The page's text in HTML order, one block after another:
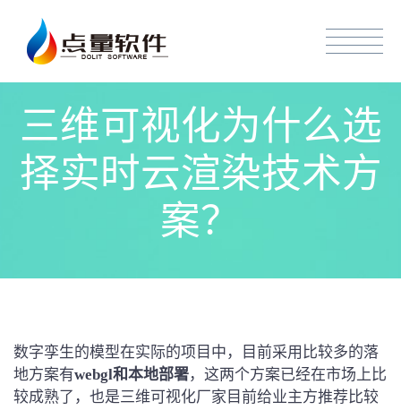
三维可视化为什么选
择实时云渲染技术方
案？
数字孪生的模型在实际的项目中，目前采用比较多的落
地方案有webgl和本地部署，这两个方案已经在市场上比
较成熟了，也是三维可视化厂家目前给业主方推荐比较